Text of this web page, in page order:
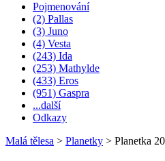
Pojmenování
(2) Pallas
(3) Juno
(4) Vesta
(243) Ida
(253) Mathylde
(433) Eros
(951) Gaspra
...další
Odkazy
Malá tělesa > Planetky > Planetka